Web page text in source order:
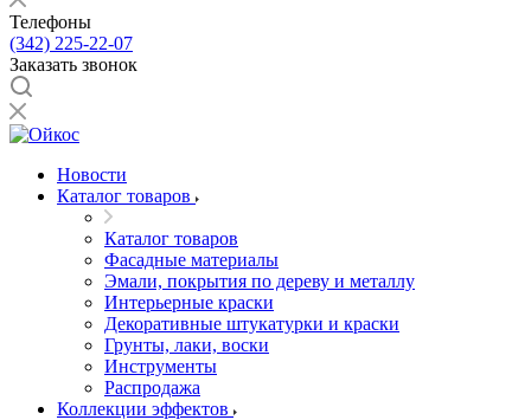
Телефоны
(342) 225-22-07
Заказать звонок
Новости
Каталог товаров
Каталог товаров
Фасадные материалы
Эмали, покрытия по дереву и металлу
Интерьерные краски
Декоративные штукатурки и краски
Грунты, лаки, воски
Инструменты
Распродажа
Коллекции эффектов